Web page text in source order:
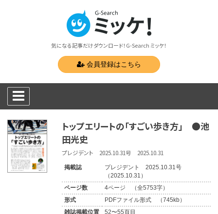
気になる記事だけダウンロード！G-Search ミッケ！
会員登録はこちら
トップエリートの「すごい歩き方」 ●池
田光史
プレジデント 2025.10.31号 2025.10.31
掲載誌
プレジデント 2025.10.31号
（2025.10.31）
ページ数
4ページ （全5753字）
形式
PDFファイル形式 （745kb）
雑誌掲載位置
52〜55頁目